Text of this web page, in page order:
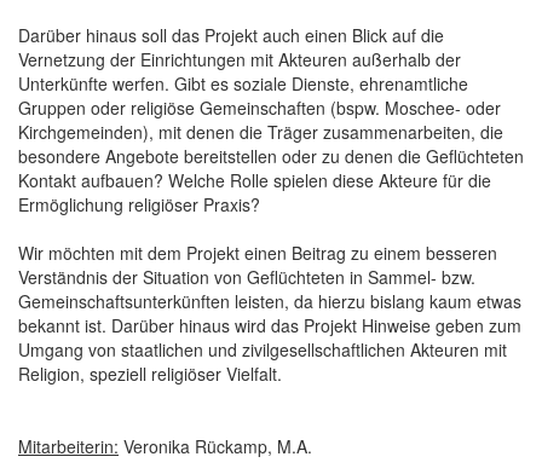
Darüber hinaus soll das Projekt auch einen Blick auf die
Vernetzung der Einrichtungen mit Akteuren außerhalb der
Unterkünfte werfen. Gibt es soziale Dienste, ehrenamtliche
Gruppen oder religiöse Gemeinschaften (bspw. Moschee- oder
Kirchgemeinden), mit denen die Träger zusammenarbeiten, die
besondere Angebote bereitstellen oder zu denen die Geflüchteten
Kontakt aufbauen? Welche Rolle spielen diese Akteure für die
Ermöglichung religiöser Praxis?
Wir möchten mit dem Projekt einen Beitrag zu einem besseren
Verständnis der Situation von Geflüchteten in Sammel- bzw.
Gemeinschaftsunterkünften leisten, da hierzu bislang kaum etwas
bekannt ist. Darüber hinaus wird das Projekt Hinweise geben zum
Umgang von staatlichen und zivilgesellschaftlichen Akteuren mit
Religion, speziell religiöser Vielfalt.
Mitarbeiterin: Veronika Rückamp, M.A.